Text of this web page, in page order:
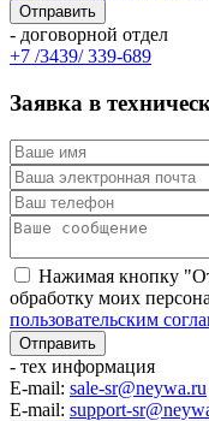
- договорной отдел
+7 /3439/ 339-689
Заявка в
Нажимая кнопку
обработку моих
пользовательским
- тех информация
E-mail: sale-sr@neywa.ru
E-mail: support-